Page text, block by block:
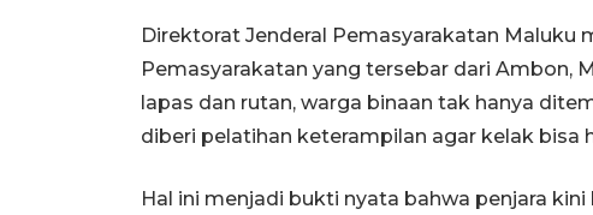
Direktorat Jenderal Pemasyarakatan Maluku
Pemasyarakatan yang tersebar dari Ambon,
lapas dan rutan, warga binaan tak hanya
diberi pelatihan keterampilan agar kelak bisa
Hal ini menjadi bukti nyata bahwa penjara